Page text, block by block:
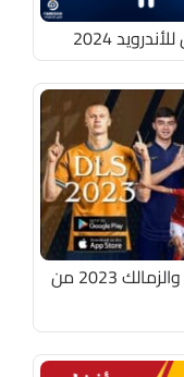
2024
تحميل دريم ليج الاهلي والزمالك 2023 من